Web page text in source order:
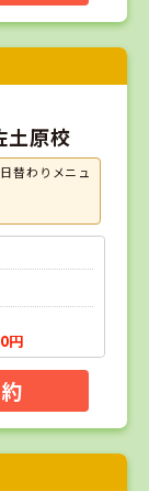
土原校
替わりメニュ
円